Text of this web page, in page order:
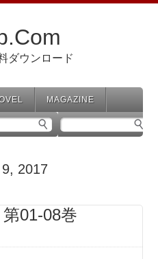
ダウンロード
MAGAZINE
2017
01-08巻